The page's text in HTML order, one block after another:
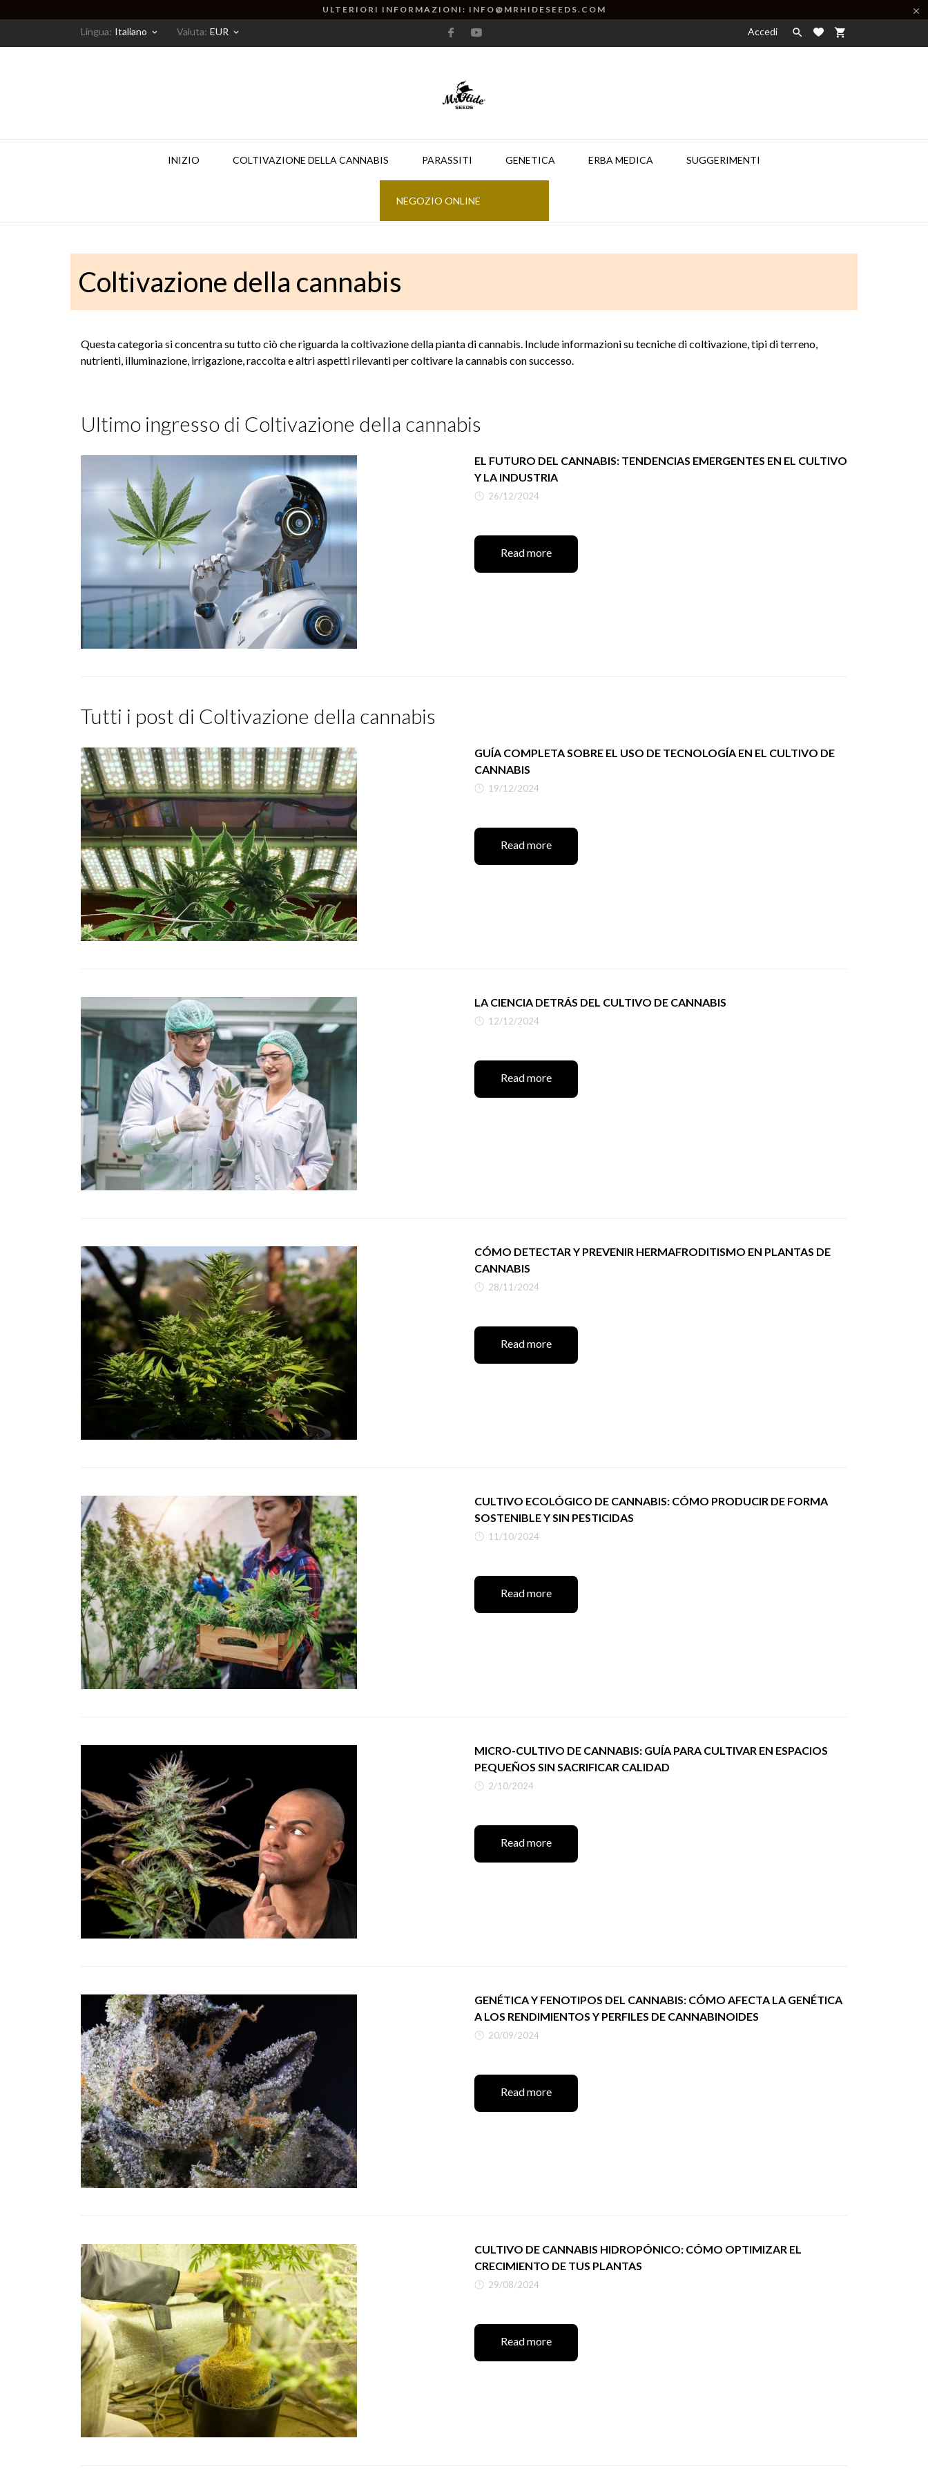
ULTERIORI INFORMAZIONI: INFO@MRHIDESEEDS.COM 
Lingua: Italiano keyboard_arrow_down Valuta: EUR keyboard_arrow_down Accedi  shopping_cart
INIZIO COLTIVAZIONE DELLA CANNABIS PARASSITI GENETICA ERBA MEDICA SUGGERIMENTI
NEGOZIO ONLINE
Coltivazione della cannabis
Questa categoria si concentra su tutto ciò che riguarda la coltivazione della pianta di cannabis. Include informazioni su tecniche di coltivazione, tipi di terreno,
nutrienti, illuminazione, irrigazione, raccolta e altri aspetti rilevanti per coltivare la cannabis con successo.
Ultimo ingresso di Coltivazione della cannabis
EL FUTURO DEL CANNABIS: TENDENCIAS EMERGENTES EN EL CULTIVO
Y LA INDUSTRIA
26/12/2024
Read more
Tutti i post di Coltivazione della cannabis
GUÍA COMPLETA SOBRE EL USO DE TECNOLOGÍA EN EL CULTIVO DE
CANNABIS
19/12/2024
Read more
LA CIENCIA DETRÁS DEL CULTIVO DE CANNABIS
12/12/2024
Read more
CÓMO DETECTAR Y PREVENIR HERMAFRODITISMO EN PLANTAS DE
CANNABIS
28/11/2024
Read more
CULTIVO ECOLÓGICO DE CANNABIS: CÓMO PRODUCIR DE FORMA
SOSTENIBLE Y SIN PESTICIDAS
11/10/2024
Read more
MICRO-CULTIVO DE CANNABIS: GUÍA PARA CULTIVAR EN ESPACIOS
PEQUEÑOS SIN SACRIFICAR CALIDAD
2/10/2024
Read more
GENÉTICA Y FENOTIPOS DEL CANNABIS: CÓMO AFECTA LA GENÉTICA
A LOS RENDIMIENTOS Y PERFILES DE CANNABINOIDES
20/09/2024
Read more
CULTIVO DE CANNABIS HIDROPÓNICO: CÓMO OPTIMIZAR EL
CRECIMIENTO DE TUS PLANTAS
29/08/2024
Read more